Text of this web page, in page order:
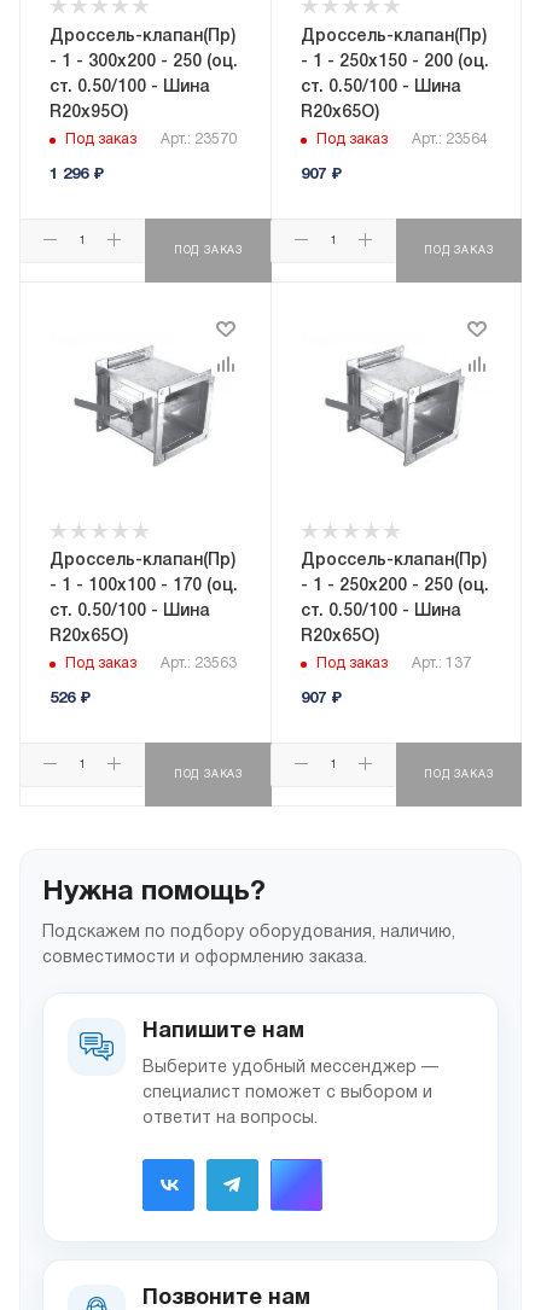
Дроссель-клапан(Пр)
- 1 - 300x200 - 250 (оц.
ст. 0.50/100 - Шина
R20х95О)
Под заказ Арт.: 23570
1 296₽
ПОД ЗАКАЗ
Дроссель-клапан(Пр)
- 1 - 250x150 - 200 (оц.
ст. 0.50/100 - Шина
R20х65О)
Под заказ Арт.: 23564
907₽
ПОД ЗАКАЗ
Дроссель-клапан(Пр)
- 1 - 100x100 - 170 (оц.
ст. 0.50/100 - Шина
R20х65О)
Под заказ Арт.: 23563
526₽
ПОД ЗАКАЗ
Дроссель-клапан(Пр)
- 1 - 250x200 - 250 (оц.
ст. 0.50/100 - Шина
R20х65О)
Под заказ Арт.: 137
907₽
ПОД ЗАКАЗ
Нужна помощь?
Подскажем по подбору оборудования, наличию,
совместимости и оформлению заказа.
Напишите нам
Выберите удобный мессенджер —
специалист поможет с выбором и
ответит на вопросы.
Позвоните нам